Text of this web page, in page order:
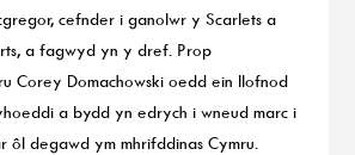
cefnder i ganolwr y Scarlets a
a fagwyd yn y dref. Prop
Corey Domachowski oedd ein llofnod
a bydd yn edrych i wneud marc i
ôl degawd ym mhrifddinas Cymru.